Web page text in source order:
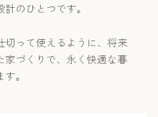
のひとつです。
切って使えるように、将来
家づくりで、永く快適な暮
。